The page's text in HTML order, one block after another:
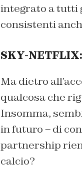
integrato a tutti
consistenti
SKY-
Ma dietro
qualcosa che
Insomma,
in futuro – di
partnership
calcio?